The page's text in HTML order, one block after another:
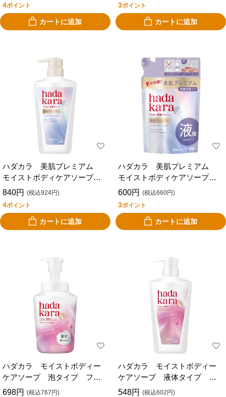
4ポイント
カートに追加
3ポイント
カートに追加
ハダカラ 美肌プレミアム
モイストボディケアソープ
液体タイプ 本体 ５００ｍ
840円 (税込924円)
4ポイント
カートに追加
ハダカラ 美肌プレミアム
モイストボディケアソープ
液体タイプ 詰替 ３６０ｍ
600円 (税込660円)
3ポイント
カートに追加
ハダカラ モイストボディー
ケアソープ 泡タイプ フロ
ーラルブーケの香り 本体
698円 (税込767円)
ハダカラ モイストボディー
ケアソープ 液体タイプ フ
ローラル 本体 ４８０ｍｌ
548円 (税込602円)